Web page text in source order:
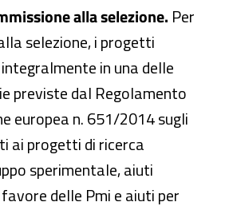
alla selezione. Per
selezione, i progetti
in una delle
previste dal Regolamento
europea n. 651/2014 sugli
ai progetti di ricerca
sperimentale, aiuti
delle Pmi e aiuti per